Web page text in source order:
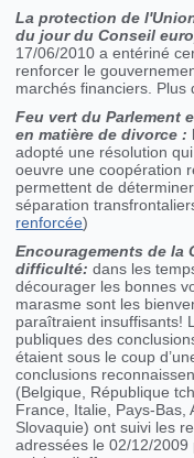
La protection de
du jour du Conseil
17/06/2010 a entériné
renforcer le
marchés financiers. Plus
Feu vert du Parlement
en matière de divorce :
adopté une résolution
oeuvre une coopération
permettent de
séparation
renforcée)
Encouragements de la
difficulté: dans les
décourager les bonnes
marasme sont les
paraîtraient insuffisants!
publiques des
étaient sous le coup
conclusions
(Belgique, République
France, Italie, Pays-Bas,
Slovaquie) ont suivi les
adressées le 02/12/